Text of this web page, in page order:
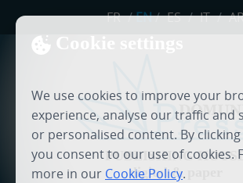
Cookie settings
We use cookies to improve your
experience, analyse our traffic and
or personalised content. By
you consent to our use of cookies.
more in our Cookie Policy.
FR /EN/ ES / IT /
PUBLISHING
digital & paper